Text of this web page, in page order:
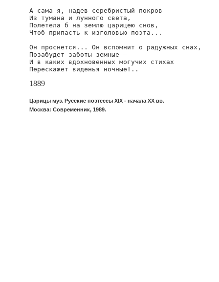
А сама я, надев серебристый покров
Из тумана и лунного света,
Полетела б на землю царицею снов,
Чтоб припасть к изголовью поэта...
Он проснется... Он вспомнит о радужных снах,
Позабудет заботы земные —
И в каких вдохновенных могучих стихах
Перескажет виденья ночные!..
1889
Царицы муз. Русские поэтессы XIX - начала XX вв.
Москва: Современник, 1989.